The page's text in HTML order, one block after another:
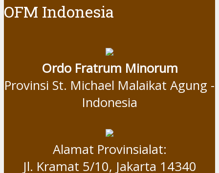
OFM Indonesia
Ordo Fratrum Minorum
Provinsi St. Michael Malaikat Agung -
Indonesia
Alamat Provinsialat:
Jl. Kramat 5/10, Jakarta 14340